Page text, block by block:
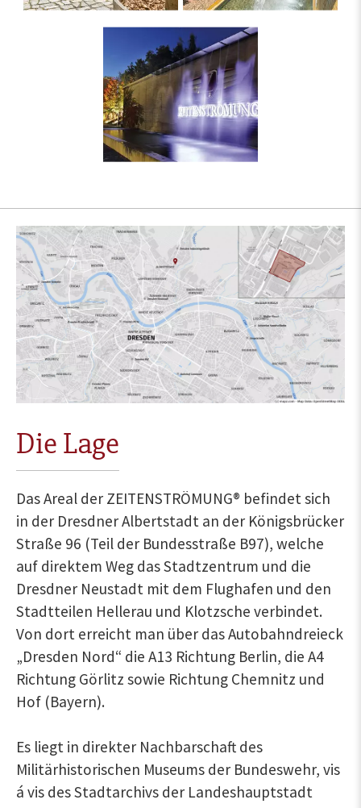
Die Lage
Das Areal der ZEITENSTRÖMUNG® befindet sich
in der Dresdner Albertstadt an der Königsbrücker
Straße 96 (Teil der Bundesstraße B97), welche
auf direktem Weg das Stadtzentrum und die
Dresdner Neustadt mit dem Flughafen und den
Stadtteilen Hellerau und Klotzsche verbindet.
Von dort erreicht man über das Autobahndreieck
„Dresden Nord“ die A13 Richtung Berlin, die A4
Richtung Görlitz sowie Richtung Chemnitz und
Hof (Bayern).
Es liegt in direkter Nachbarschaft des
Militärhistorischen Museums der Bundeswehr, vis
á vis des Stadtarchivs der Landeshauptstadt